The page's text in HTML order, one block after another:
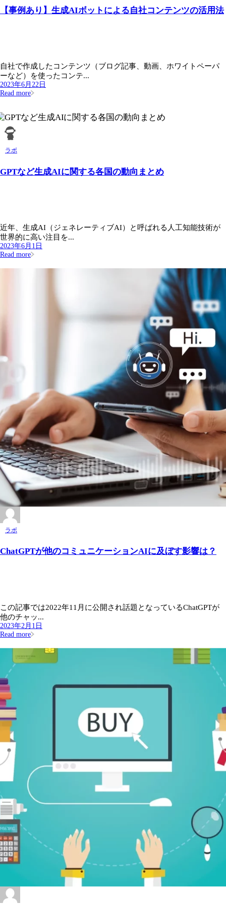
【事例あり】生成AIボットによる自社コンテンツの活用法
自社で作成したコンテンツ（ブログ記事、動画、ホワイトペーパ
ーなど）を使ったコンテ...
2023年6月22日
Read more
ラボ
GPTなど生成AIに関する各国の動向まとめ
近年、生成AI（ジェネレーティブAI）と呼ばれる人工知能技術が
世界的に高い注目を...
2023年6月1日
Read more
ラボ
ChatGPTが他のコミュニケーションAIに及ぼす影響は？
この記事では2022年11月に公開され話題となっているChatGPTが
他のチャッ...
2023年2月1日
Read more